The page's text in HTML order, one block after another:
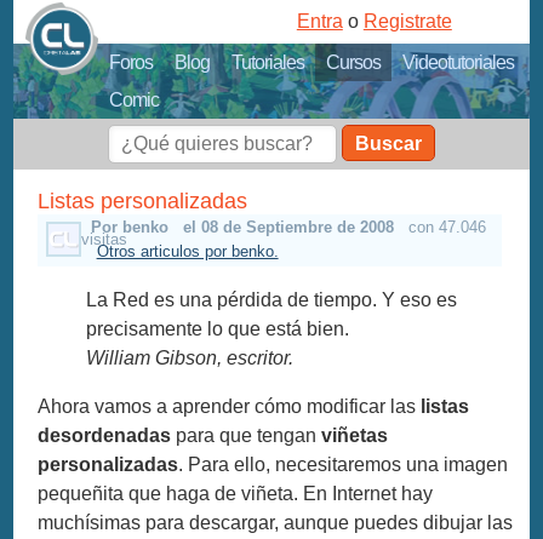
Foros Blog Tutoriales Cursos
Videotutoriales
Comic
Entra o Registrate
Buscar
Listas personalizadas
Por benko el 08 de Septiembre de 2008 con 47.046
visitas
Otros articulos por benko.
La Red es una pérdida de tiempo. Y eso es
precisamente lo que está bien.
William Gibson, escritor.
Ahora vamos a aprender cómo modificar las listas
desordenadas para que tenganviñetas
personalizadas. Para ello, necesitaremos una imagen
pequeñita que haga de viñeta. En Internet hay
muchísimas para descargar, aunque puedes dibujar las